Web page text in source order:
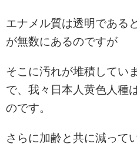
エナメル質は透明である
が無数にあるのですが
そこに汚れが堆積してい
で、我々日本人黄色人種
のです。
さらに加齢と共に減って